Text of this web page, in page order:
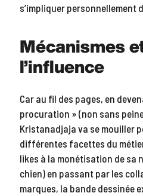
s’impliquer personnellement
Mécanismes
l’influence
Car au fil des pages, en
procuration » (non sans
Kristanadjaja va se mouiller
différentes facettes du
likes à la monétisation de sa
chien) en passant par les
marques, la bande dessinée